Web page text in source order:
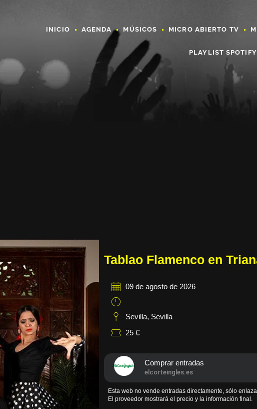
INICIO AGENDA MÚSICOS MICRO ABIERTO TV
PLAYLIST SPOTIFY
Tablao Flamenco en
09 de agosto de 2026
Sevilla, Sevilla
25 €
Comprar entradas
elcorteingles.es
Esta web no vende entradas directamente, sólo
El proveedor mostrará el precio y la información final.